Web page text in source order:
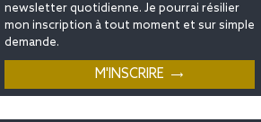
newsletter quotidienne. Je pourrai résilier
mon inscription à tout moment et sur simple
demande.